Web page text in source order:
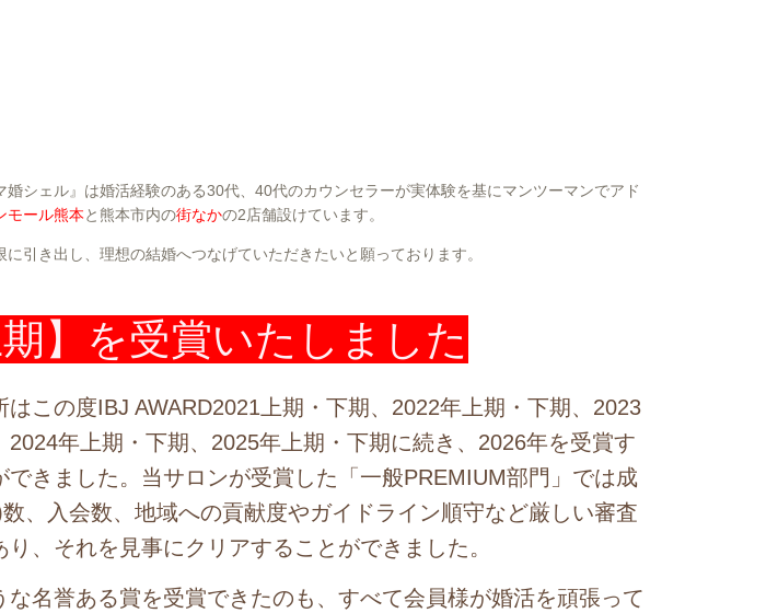
シェル』は婚活経験のある30代、40代のカウンセラーが実体験を基にマンツーマンでアド
モール熊本と熊本市内の街なかの2店舗設けています。
引き出し、理想の結婚へつなげていただきたいと願っております。
】を受賞いたしました
はこの度IBJ AWARD2021上期・下期、2022年上期・下期、2023
2024年 上期・ 下期 、 2025年上期・下期に続き、2026年を受賞す
できました。当サロンが受賞した「一般PREMIUM部門」では成
、入会数、地域への貢献度やガイドライン順守など厳しい審査
り、それを見事にクリアすることができました。
な名誉ある賞を受賞できたのも、すべて会員様が婚活を頑張って